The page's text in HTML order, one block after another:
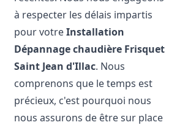
à respecter les délais impartis
pour votreInstallation
Dépannage chaudière Frisquet
Saint Jean d'Illac. Nous
comprenons que le temps est
précieux, c'est pourquoi nous
nous assurons de être sur place